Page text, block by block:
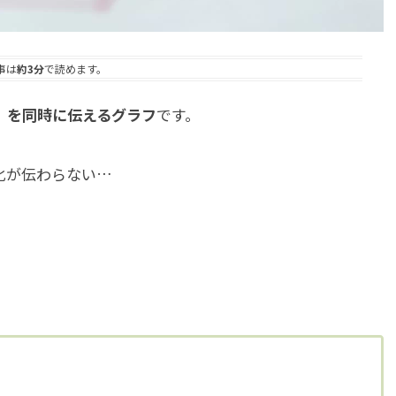
は約3分で読めます。
同時に伝えるグラフです。
が伝わらない…